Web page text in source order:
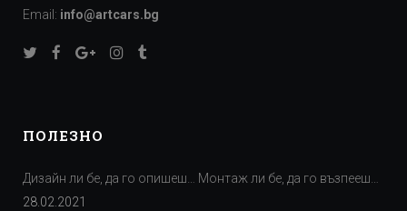
Email: info@artcars.bg
ПОЛЕЗНО
Дизайн ли бе, да го опишеш… Монтаж ли бе, да го възпееш…
28.02.2021